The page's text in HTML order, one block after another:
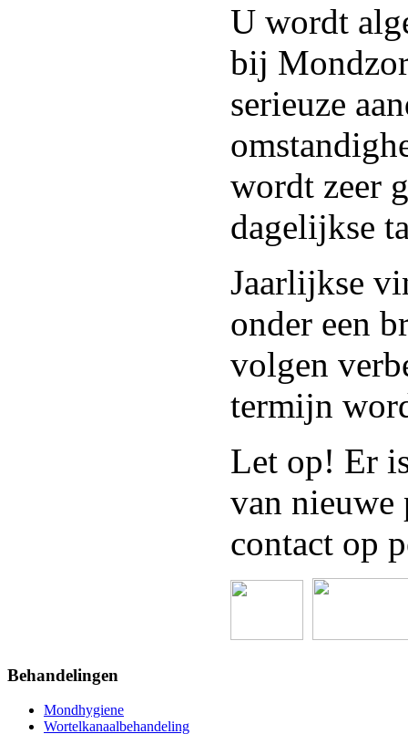
U wordt
bij
serieuze
wordt zeer
dagelijkse
Jaarlijkse
onder een
volgen
termijn
Let op! Er
van
contact op
Behandelingen
Mondhygiene
Wortelkanaalbehandeling